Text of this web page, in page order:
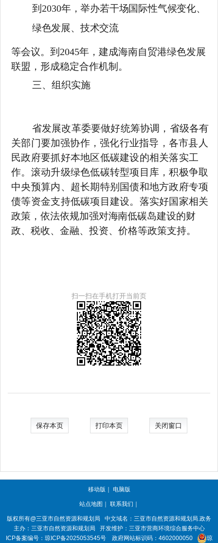
到 2030年，举办若干场国际性气候变化、
绿色发展、技术交流
等会议。到 2045年，建成海南自贸港绿色发展
联盟，形成稳定合作机制。
三、组织实施
省发展改革委要做好统筹协调，省级各有
关部门要加强协作， 强化行业指导，各市县人
民政府要抓好本地区低碳建设的相关落实工
作。滚动升级绿色低碳转型项目库，积极争取
中央预算内、超长期特别国债和地方政府专项
债等资金支持低碳项目建设。落实好国家相关
政策，依法依规加强对海南低碳岛建设的财
政、税收、金融、 投资、价格等政策支持。
扫一扫在手机打开当前页
保存本页 打印本页 关闭窗口
移动版 ｜ 电脑版
站点地图 ｜ 联系我们 ｜
版权所有@三亚市自然资源和规划局
中文域名：三亚市自然资源和规划局.政务
主办：三亚市自然资源和规划局
开发维护：三亚市营商环境综合服务中心
ICP备案编号： 琼ICP备2025053545号 政府网站标识码： 4602000050 琼